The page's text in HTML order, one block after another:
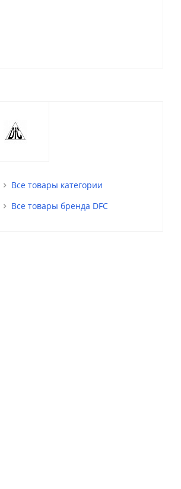
Все товары категории
Все товары бренда DFC